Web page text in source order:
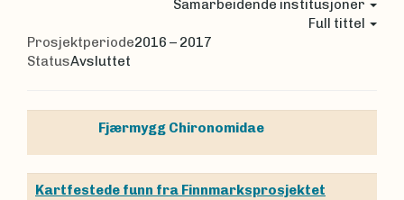
Samarbeidende institusjoner
Full tittel
Prosjektperiode2016 – 2017
StatusAvsluttet
Fjærmygg Chironomidae
Kartfestede funn fra Finnmarksprosjektet